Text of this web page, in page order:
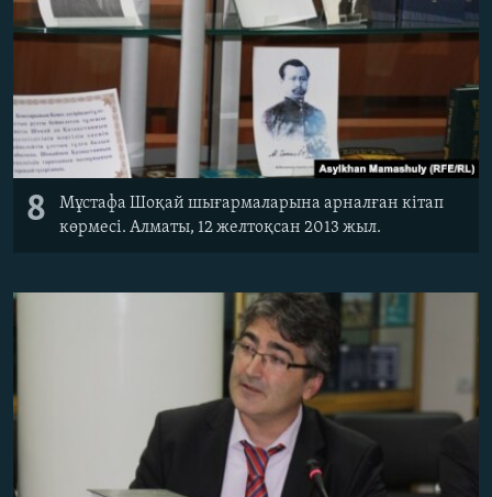
8
Мұстафа Шоқай шығармаларына арналған кітап
көрмесі. Алматы, 12 желтоқсан 2013 жыл.